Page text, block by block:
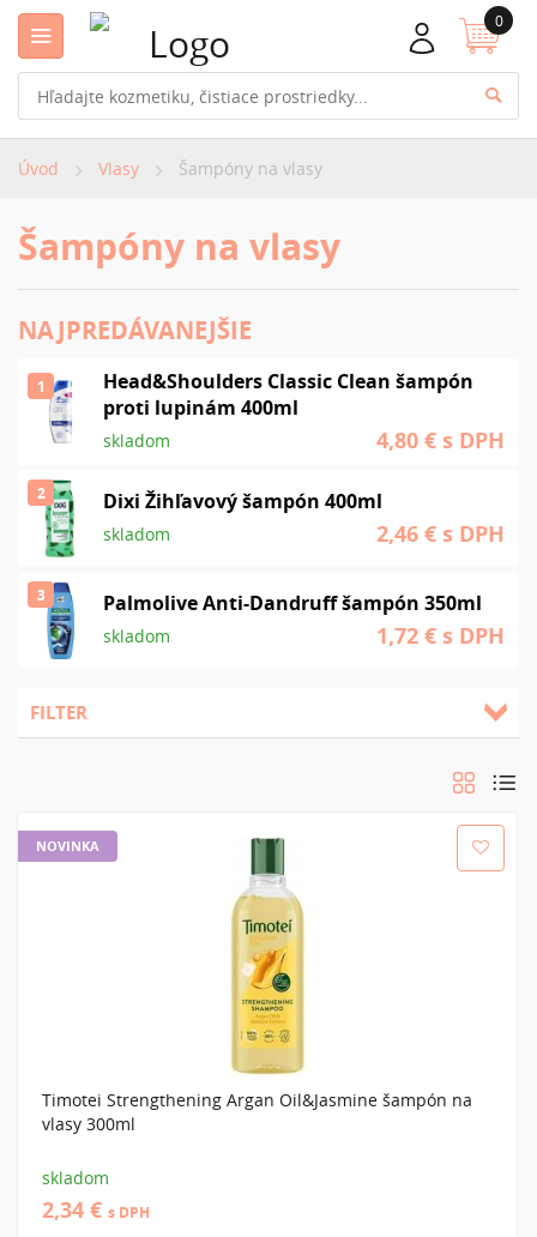
0
Úvod Vlasy Šampóny na vlasy
Šampóny na vlasy
NAJPREDÁVANEJŠIE
1
Head&Shoulders Classic Clean šampón
proti lupinám 400ml
skladom 4,80 € s DPH
2 Dixi Žihľavový šampón 400ml
skladom 2,46 € s DPH
3 Palmolive Anti-Dandruff šampón 350ml
skladom 1,72 € s DPH
FILTER
Od najlacnejšieho
Od najdrahšieho
Od A-Z
NOVINKA
Timotei Strengthening Argan Oil&Jasmine šampón na
vlasy 300ml
skladom
2,34 € s DPH